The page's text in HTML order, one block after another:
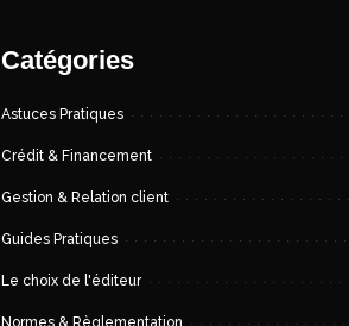
Catégories
Astuces Pratiques
Crédit & Financement
Gestion & Relation client
Guides Pratiques
Le choix de l'éditeur